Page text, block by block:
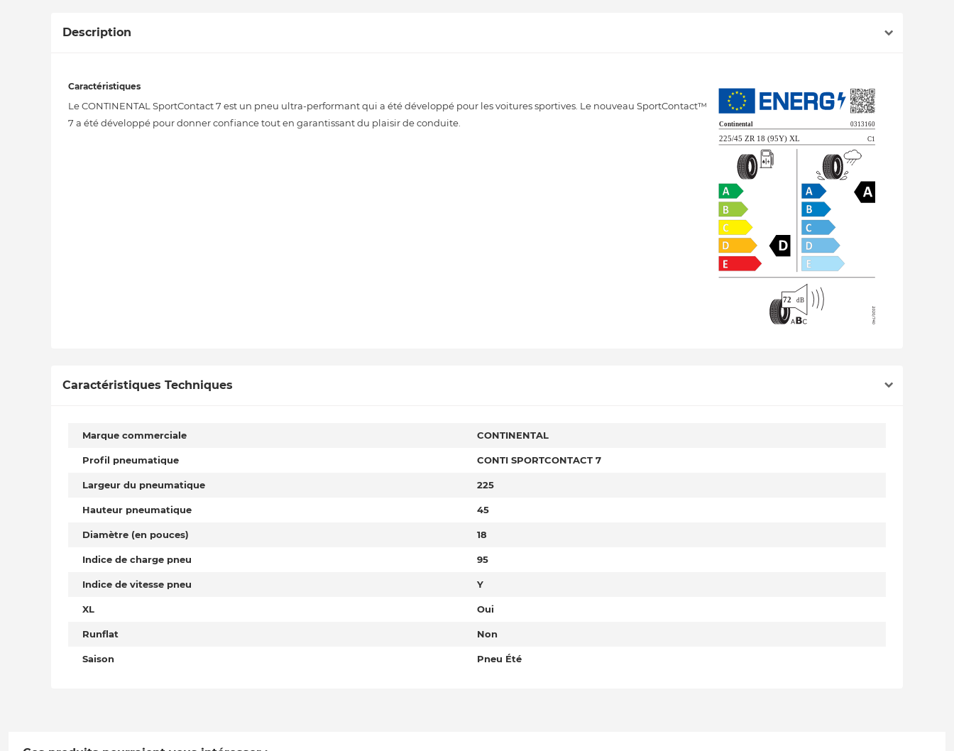
Description
Caractéristiques
Le CONTINENTAL SportContact 7 est un pneu ultra-performant qui a été développé pour les voitures sportives. Le nouveau SportContact™
7 a été développé pour donner confiance tout en garantissant du plaisir de conduite.
Caractéristiques Techniques
Marque commerciale CONTINENTAL
Profil pneumatique CONTI SPORTCONTACT 7
Largeur du pneumatique 225
Hauteur pneumatique 45
Diamètre (en pouces) 18
Indice de charge pneu 95
Indice de vitesse pneu Y
XL Oui
Runflat Non
Saison Pneu Été